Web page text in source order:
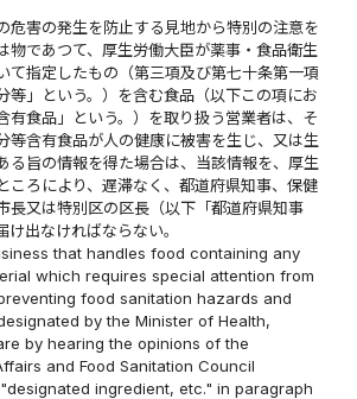
危害の発生を防止する見地から特別の注意を
物であつて、厚生労働大臣が薬事・食品衛生
て指定したもの（第三項及び第七十条第一項
等」という。）を含む食品（以下この項にお
有食品」という。）を取り扱う営業者は、そ
等含有食品が人の健康に被害を生じ、又は生
る旨の情報を得た場合は、当該情報を、厚生
ころにより、遅滞なく、都道府県知事、保健
長又は特別区の区長（以下「都道府県知事
け出なければならない。
that handles food containing any
which requires special attention from
food sanitation hazards and
by the Minister of Health,
by hearing the opinions of the
and Food Sanitation Council
ingredient, etc." in paragraph